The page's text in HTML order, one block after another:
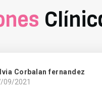
Corbalan fernandez
09/2021